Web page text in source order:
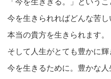
今を生きられればどんな苦し
本当の貴方を生きられます。
そして人生がとても豊かに輝
今を生きるために。豊かな人